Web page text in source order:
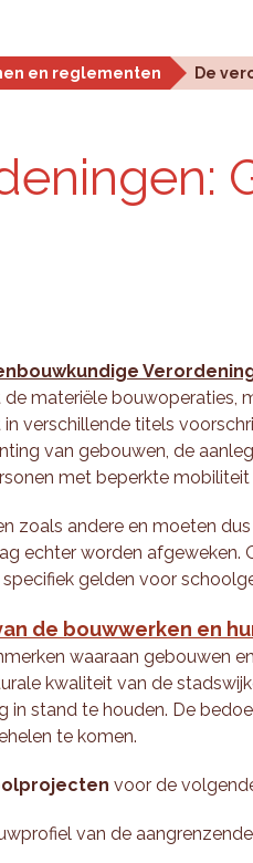
en reglementen De
Verordening
de materiële bouwoperaties,
verschillende titels
van gebouwen, de
met beperkte mobiliteit
zoals andere en moeten
echter worden afgeweken.
gelden voor
de bouwwerken en
waaraan gebouwen
kwaliteit van de
in stand te houden. De
te komen.
voor de
van de